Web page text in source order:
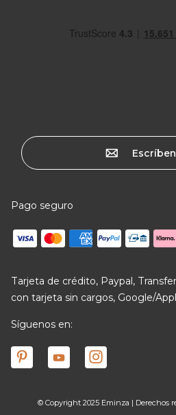
Pago seguro
Tarjeta de crédito, Paypal,
con tarjeta sin cargos, Google/
Síguenos en:
© Copyright 2025 Eminza | Derechos